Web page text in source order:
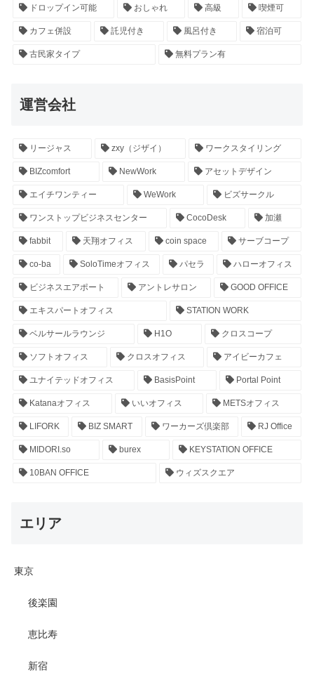
ドロップイン可能 おしゃれ 高級 喫煙可
カフェ併設 託児付き 風呂付き 宿泊可
古民家タイプ 無料プラン有
運営会社
リージャス zxy（ジザイ） ワークスタイリング
BIZcomfort NewWork アセットデザイン
エイチワンティー WeWork ビズサークル
ワンストップビジネスセンター CocoDesk 加瀬
fabbit 天翔オフィス coin space サーブコープ
co-ba SoloTimeオフィス パセラ ハローオフィス
ビジネスエアポート アントレサロン GOOD OFFICE
エキスパートオフィス STATION WORK
ベルサールラウンジ H1O クロスコープ
ソフトオフィス クロスオフィス アイビーカフェ
ユナイテッドオフィス BasisPoint Portal Point
Katanaオフィス いいオフィス METSオフィス
LIFORK BIZ SMART ワーカーズ倶楽部 RJ Office
MIDORI.so burex KEYSTATION OFFICE
10BAN OFFICE ウィズスクエア
エリア
東京
後楽園
恵比寿
新宿